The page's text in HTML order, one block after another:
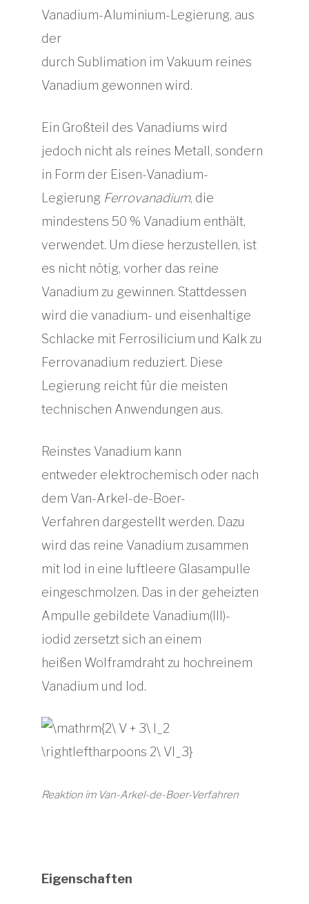
Vanadium-Aluminium-Legierung, aus
der
durch Sublimation im Vakuum reines
Vanadium gewonnen wird.
Ein Großteil des Vanadiums wird
jedoch nicht als reines Metall, sondern
in Form der Eisen-Vanadium-
Legierung Ferrovanadium, die
mindestens 50 % Vanadium enthält,
verwendet. Um diese herzustellen, ist
es nicht nötig, vorher das reine
Vanadium zu gewinnen. Stattdessen
wird die vanadium- und eisenhaltige
Schlacke mit Ferrosilicium und Kalk zu
Ferrovanadium reduziert. Diese
Legierung reicht für die meisten
technischen Anwendungen aus.
Reinstes Vanadium kann
entweder elektrochemisch oder nach
dem Van-Arkel-de-Boer-
Verfahren dargestellt werden. Dazu
wird das reine Vanadium zusammen
mit Iod in eine luftleere Glasampulle
eingeschmolzen. Das in der geheizten
Ampulle gebildete Vanadium(III)-
iodid zersetzt sich an einem
heißen Wolframdraht zu hochreinem
Vanadium und Iod.
Reaktion im Van-Arkel-de-Boer-Verfahren
Eigenschaften